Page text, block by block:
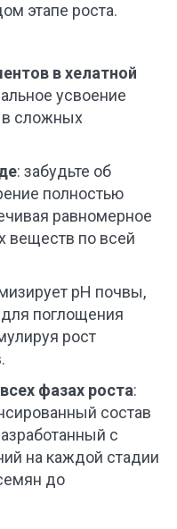
этапе роста.
в хелатной
усвоение
в сложных
: забудьте об
полностью
равномерное
веществ по всей
pH почвы,
поглощения
рост
фазах роста:
состав
с
на каждой стадии
до